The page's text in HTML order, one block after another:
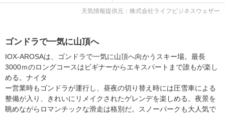
天気情報提供元：株式会社ライフビジネスウェザー
ゴンドラで一気に山頂へ
IOX-AROSAは、ゴンドラで一気に山頂へ向かうスキー場。最長
3000ｍのロングコースはビギナーからエキスパートまで誰もが楽し
める。ナイタ
ー営業時もゴンドラが運行し、昼夜の切り替え時には圧雪車による
整備が入り、きれいにリメイクされたゲレンデを楽しめる。夜景を
眺めながらロマンチックな滑走は格別だ。スノーパークも大人気で